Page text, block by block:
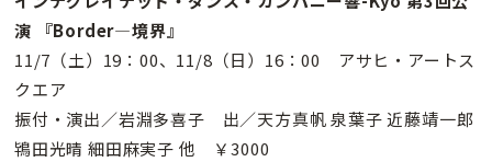
演 『Border―境界』
11/7（土）19：00、11/8（日）16：00 アサヒ・アートス
クエア
振付・演出／岩淵多喜子 出／天方真帆 泉葉子 近藤靖一郎
鴇田光晴 細田麻実子 他 ￥3000